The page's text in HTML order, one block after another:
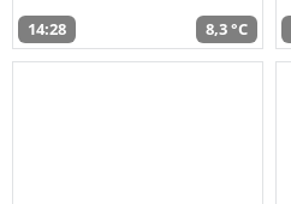
14:28 8,3 °C